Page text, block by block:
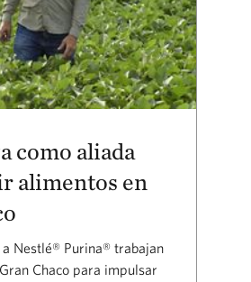
como aliada
alimentos en
Nestlé® Purina® trabajan
Chaco para impulsar